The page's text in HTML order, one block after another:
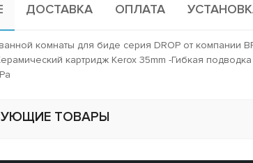
ДОСТАВКА ОПЛАТА
комнаты для биде серия DROP от компании
картридж Kerox 35mm -Гибкая
ТОВАРЫ